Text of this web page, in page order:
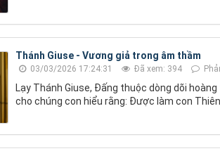
Thánh Giuse - Vương giả trong âm thầm
03/03/2026 17:24:31 Đã xem: 394
Lạy Thánh Giuse, Đấng thuộc dòng dõi
cho chúng con hiểu rằng: Được làm con